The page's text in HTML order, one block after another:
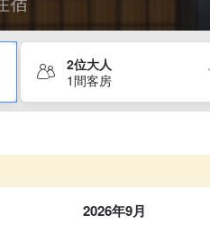
2位大人
1間客房
2026年9月